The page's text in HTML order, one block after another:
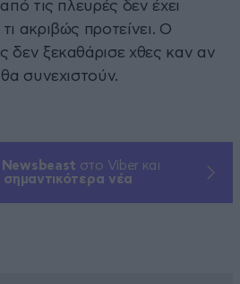
τις πλευρές δεν έχει
ακριβώς προτείνει. Ο
δεν ξεκαθάρισε χθες καν αν
συνεχιστούν.
Newsbeast στο Viber και
σημαντικότερα νέα